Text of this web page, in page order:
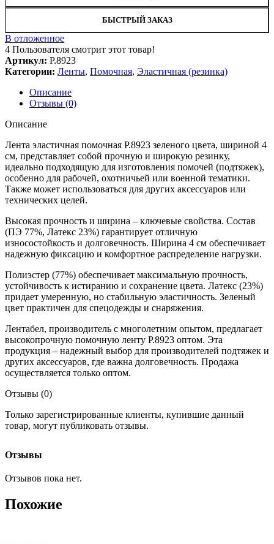
БЫСТРЫЙ ЗАКАЗ
В отложенное
4 Пользователя смотрит этот товар!
Артикул: Р.8923
Категории: Ленты, Помочная, Эластичная (резинка)
Описание
Отзывы (0)
Описание
Лента эластичная помочная Р.8923 зеленого цвета, шириной 4
см, представляет собой прочную и широкую резинку,
идеально подходящую для изготовления помочей (подтяжек),
особенно для рабочей, охотничьей или военной тематики.
Также может использоваться для других аксессуаров или
технических целей.
Высокая прочность и ширина – ключевые свойства. Состав
(ПЭ 77%, Латекс 23%) гарантирует отличную
износостойкость и долговечность. Ширина 4 см обеспечивает
надежную фиксацию и комфортное распределение нагрузки.
Полиэстер (77%) обеспечивает максимальную прочность,
устойчивость к истиранию и сохранение цвета. Латекс (23%)
придает умеренную, но стабильную эластичность. Зеленый
цвет практичен для спецодежды и снаряжения.
Лентабел, производитель с многолетним опытом, предлагает
высокопрочную помочную ленту Р.8923 оптом. Эта
продукция – надежный выбор для производителей подтяжек и
других аксессуаров, где важна долговечность. Продажа
осуществляется только оптом.
Отзывы (0)
Отзывы
Отзывов пока нет.
Только зарегистрированные клиенты, купившие данный
товар, могут публиковать отзывы.
Похожие